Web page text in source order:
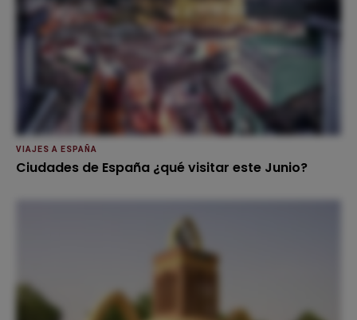
VIAJES A ESPAÑA
Ciudades de España ¿qué visitar este Junio?